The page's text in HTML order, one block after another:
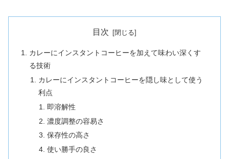
目次
カレーにインスタントコーヒーを加えて味わい深くす
る技術
カレーにインスタントコーヒーを隠し味として使う
利点
即溶解性
濃度調整の容易さ
保存性の高さ
使い勝手の良さ